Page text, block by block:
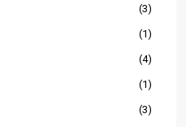
(3)
(1)
(4)
(1)
(3)